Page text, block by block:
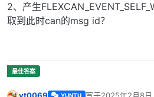
2、产生
取到此时can的msg id？
YUNTU